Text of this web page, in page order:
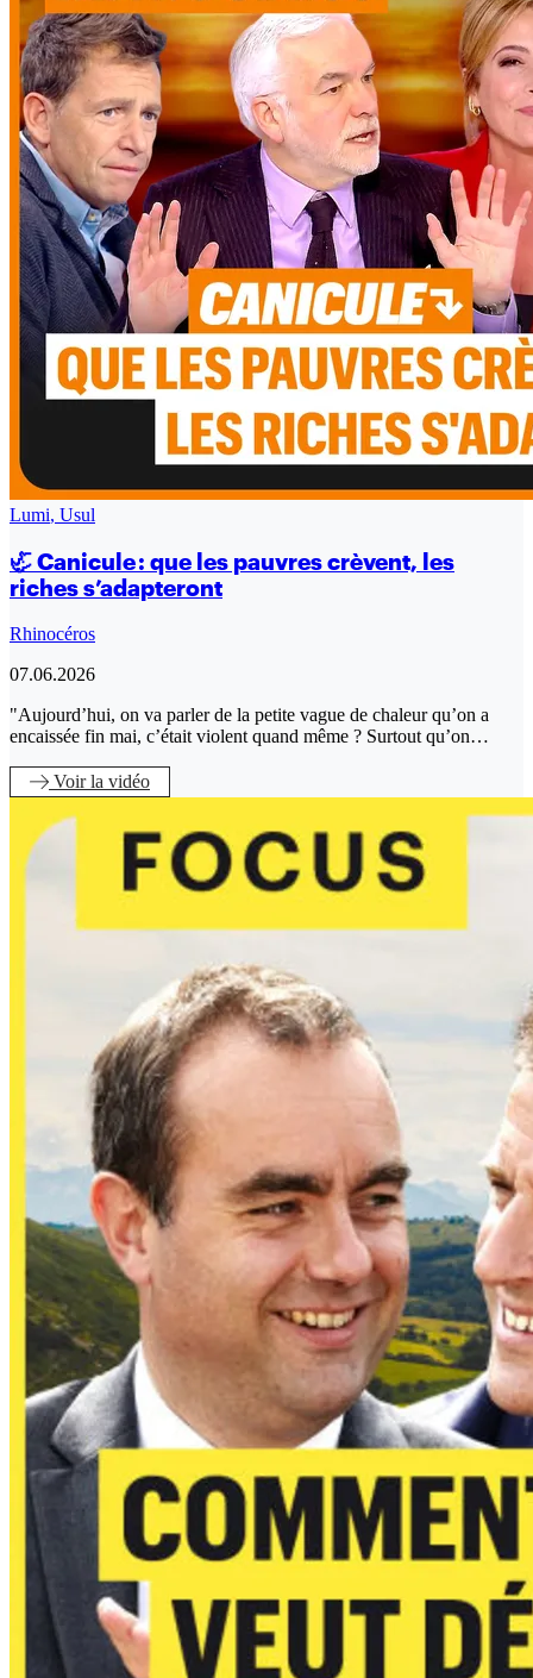
Lumi, Usul
🦏 Canicule : que les pauvres crèvent, les
riches s’adapteront
Rhinocéros
07.06.2026
"Aujourd’hui, on va parler de la petite vague de chaleur qu’on a
encaissée fin mai, c’était violent quand même ? Surtout qu’on…
Voirla vidéo